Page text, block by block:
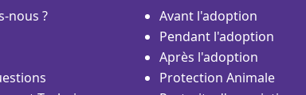
nous ?
Avant l'adoption
Pendant l'adoption
Après l'adoption
Protection Animale